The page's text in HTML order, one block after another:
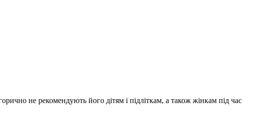
не рекомендують його дітям і підліткам, а також жінкам під час